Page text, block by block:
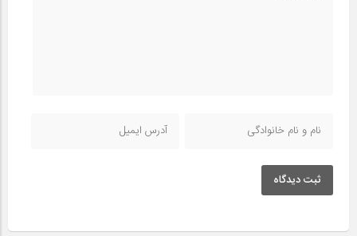
ثبت دیدگاه